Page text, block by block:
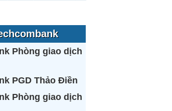
Phòng giao dịch
PGD Thảo Điền
Phòng giao dịch